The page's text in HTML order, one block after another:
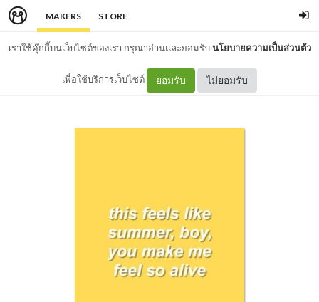
MAKERS STORE
เราใช้คุ๊กกี้บนเว็บไซต์ของเรา กรุณาอ่านและยอมรับนโยบายความเป็นส่วนตัว
เพื่อใช้บริการเว็บไซต์ ยอมรับ ไม่ยอมรับ